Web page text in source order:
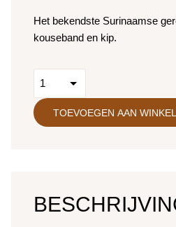
Het bekendste Surinaamse
kouseband en kip.
TOEVOEGEN AAN